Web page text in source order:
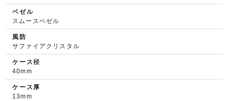
ベゼル
スムースベゼル
風防
サファイアクリスタル
ケース径
40mm
ケース厚
13mm